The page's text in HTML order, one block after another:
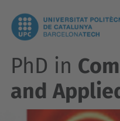
PhD in
and